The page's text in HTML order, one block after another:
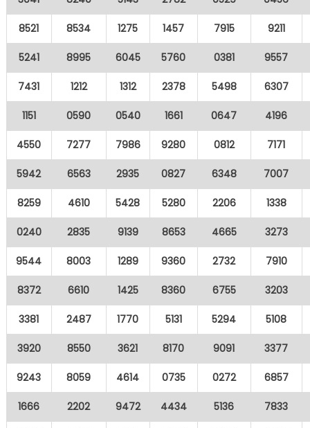
8521 8534 1275 1457 7915 9211
5241 8995 6045 5760 0381 9557
7431 1212 1312 2378 5498 6307
1151 0590 0540 1661 0647 4196
4550 7277 7986 9280 0812 7171
5942 6563 2935 0827 6348 7007
8259 4610 5428 5280 2206 1338
0240 2835 9139 8653 4665 3273
9544 8003 1289 9360 2732 7910
8372 6610 1425 8360 6755 3203
3381 2487 1770 5131 5294 5108
3920 8550 3621 8170 9091 3377
9243 8059 4614 0735 0272 6857
1666 2202 9472 4434 5136 7833